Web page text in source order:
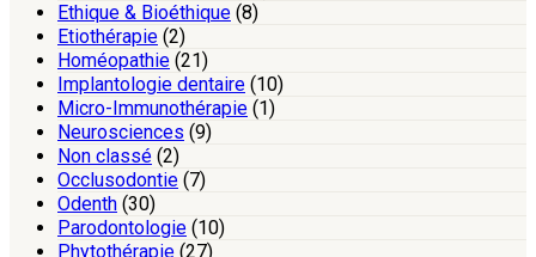
Ethique & Bioéthique (8)
Etiothérapie (2)
Homéopathie (21)
Implantologie dentaire (10)
Micro-Immunothérapie (1)
Neurosciences (9)
Non classé (2)
Occlusodontie (7)
Odenth (30)
Parodontologie (10)
Phytothérapie (27)